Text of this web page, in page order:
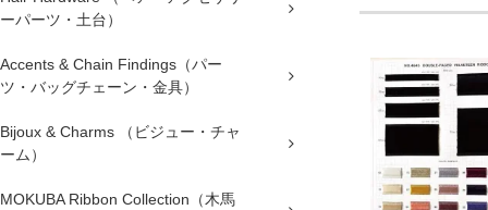
ーパーツ・土台）
Accents & Chain Findings（パー
ツ・バッグチェーン・金具）
Bijoux & Charms （ビジュー・チャ
ーム）
MOKUBA Ribbon Collection（木馬